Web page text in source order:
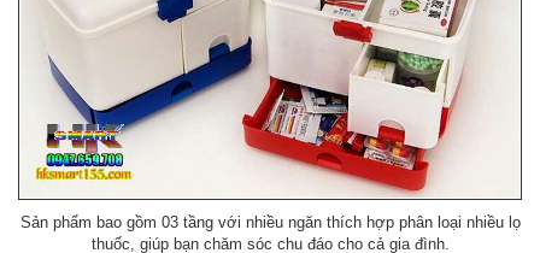
Sản phẩm bao gồm 03 tầng với nhiều ngăn thích hợp phân loại nhiều lọ
thuốc, giúp bạn chăm sóc chu đáo cho cả gia đình.